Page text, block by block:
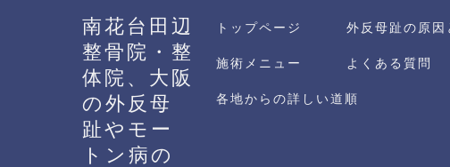
南花台田辺
整骨院・整
体院、大阪
の外反母
趾やモー
トン病の
トップページ 外反母趾の原因
施術メニュー よくある質問
各地からの詳しい道順